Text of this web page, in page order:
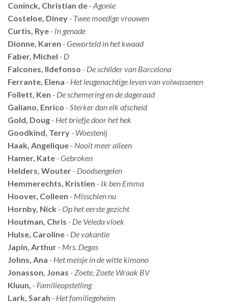
Coninck, Christian de - Agonie
Costeloe, Diney - Twee moedige vrouwen
Curtis, Rye - In genade
Dionne, Karen - Geworteld in het kwaad
Faber, Michel - D
Falcones, Ildefonso - De schilder van Barcelona
Ferrante, Elena - Het leugenachtige leven van volwassenen
Follett, Ken - De schemering en de dageraad
Galiano, Enrico - Sterker dan elk afscheid
Gold, Doug - Het briefje door het hek
Goodkind, Terry - Woestenij
Haak, Angelique - Nooit meer alleen
Hamer, Kate - Gebroken
Helders, Wouter - Doodsengelen
Hemmerechts, Kristien - Ik ben Emma
Hoover, Colleen - Misschien nu
Hornby, Nick - Op het eerste gezicht
Houtman, Chris - De Veleda vloek
Hulse, Caroline - De vakantie
Japin, Arthur - Mrs. Degas
Johns, Ana - Het meisje in de witte kimono
Jonasson, Jonas - Zoete, Zoete Wraak BV
Kluun, - Familieopstelling
Lark, Sarah - Het familiegeheim